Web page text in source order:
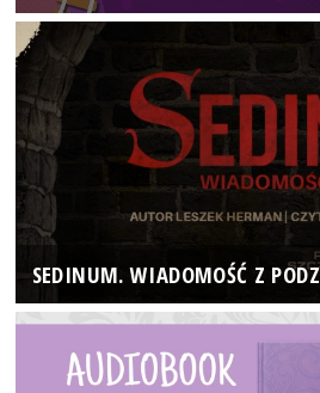
SEDINUM. WIADOMOŚĆ Z